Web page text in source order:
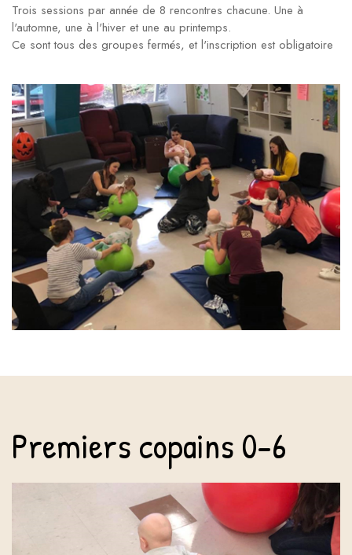
Trois sessions par année de 8 rencontres chacune. Une à
l'automne, une à l'hiver et une au printemps.
Ce sont tous des groupes fermés, et l'inscription est obligatoire
Premiers copains 0-6